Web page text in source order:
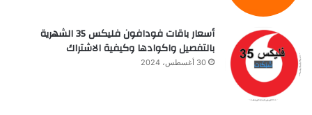
أسعار باقات فودافون فلیکس 35 الشهرية
بالتفصيل واكوادها وكيفية الاشتراك
30 أغسطس، 2024